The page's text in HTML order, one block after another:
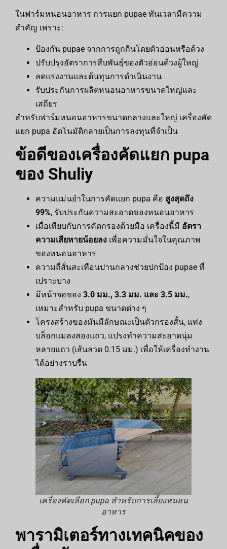
ในฟาร์มหนอนอาหาร การแยก pupae ทันเวลามีความ
สำคัญ เพราะ:
ป้องกัน pupae จากการถูกกินโดยตัวอ่อนหรือด้วง
ปรับปรุงอัตราการสืบพันธุ์ของตัวอ่อนด้วงผู้ใหญ่
ลดแรงงานและต้นทุนการดำเนินงาน
รับประกันการผลิตหนอนอาหารขนาดใหญ่และ
เสถียร
สำหรับฟาร์มหนอนอาหารขนาดกลางและใหญ่ เครื่องคัด
แยก pupa อัตโนมัติกลายเป็นการลงทุนที่จำเป็น
ข้อดีของเครื่องคัดแยก pupa
ของ Shuliy
ความแม่นยำในการคัดแยก pupa คือ สูงสุดถึง
99%, รับประกันความสะอาดของหนอนอาหาร
เมื่อเทียบกับการคัดกรองด้วยมือ เครื่องนี้มี อัตรา
ความเสียหายน้อยลง เพื่อความมั่นใจในคุณภาพ
ของหนอนอาหาร
ความถี่สั่นสะเทือนปานกลางช่วยปกป้อง pupae ที่
เปราะบาง
มีหน้าจอของ 3.0 มม., 3.3 มม. และ 3.5 มม.,
เหมาะสำหรับ pupa ขนาดต่าง ๆ
โครงสร้างของมันมีลักษณะเป็นตัวกรองสั้น, แท่ง
บล็อกแมลงสองแถว, แปรงทำความสะอาดนุ่ม
หลายแถว (เส้นลวด 0.15 มม.) เพื่อให้เครื่องทำงาน
ได้อย่างราบรื่น
เครื่องคัดเลือก pupa สำหรับการเลี้ยงหนอน
อาหาร
พารามิเตอร์ทางเทคนิคของ